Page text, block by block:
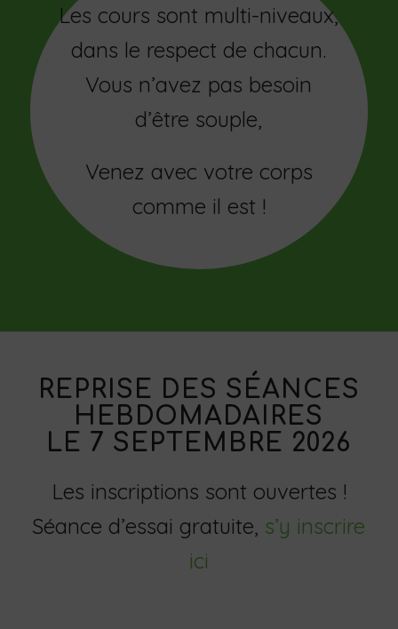
Les cours sont multi-niveaux,
dans le respect de chacun.
Vous n’avez pas besoin
d’être souple,
Venez avec votre corps
comme il est !
REPRISE DES SÉANCES
HEBDOMADAIRES
LE 7 SEPTEMBRE 2026
Les inscriptions sont ouvertes !
Séance d’essai gratuite, s’y inscrire
ici